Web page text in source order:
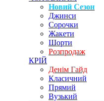
Новий Сезон
Джинси
Сорочки
Жакети
Шорти
Розпродаж
КРІЙ
Денім Гайд
Класичний
Прямий
Вузький